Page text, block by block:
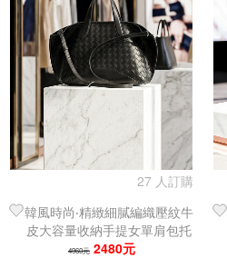
27 人訂購
韓風時尚‧精緻細膩編織壓紋牛
皮大容量收納手提女單肩包托
特包
4960元 2480元